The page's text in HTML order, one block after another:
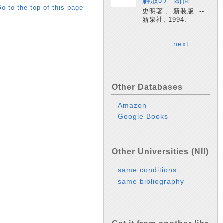
to the top of this page
史明著 ; :新装版. --
新泉社, 1994.
next
Other Databases
Amazon
Google Books
Other Universities (NII)
same conditions
same bibliography